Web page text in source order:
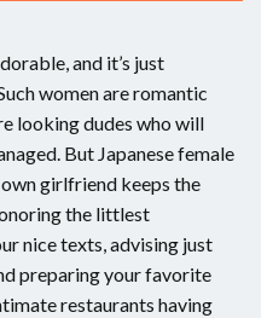
and it’s just
women are romantic
looking dudes who will
But Japanese female
girlfriend keeps the
the littlest
nice texts, advising just
preparing your favorite
restaurants having